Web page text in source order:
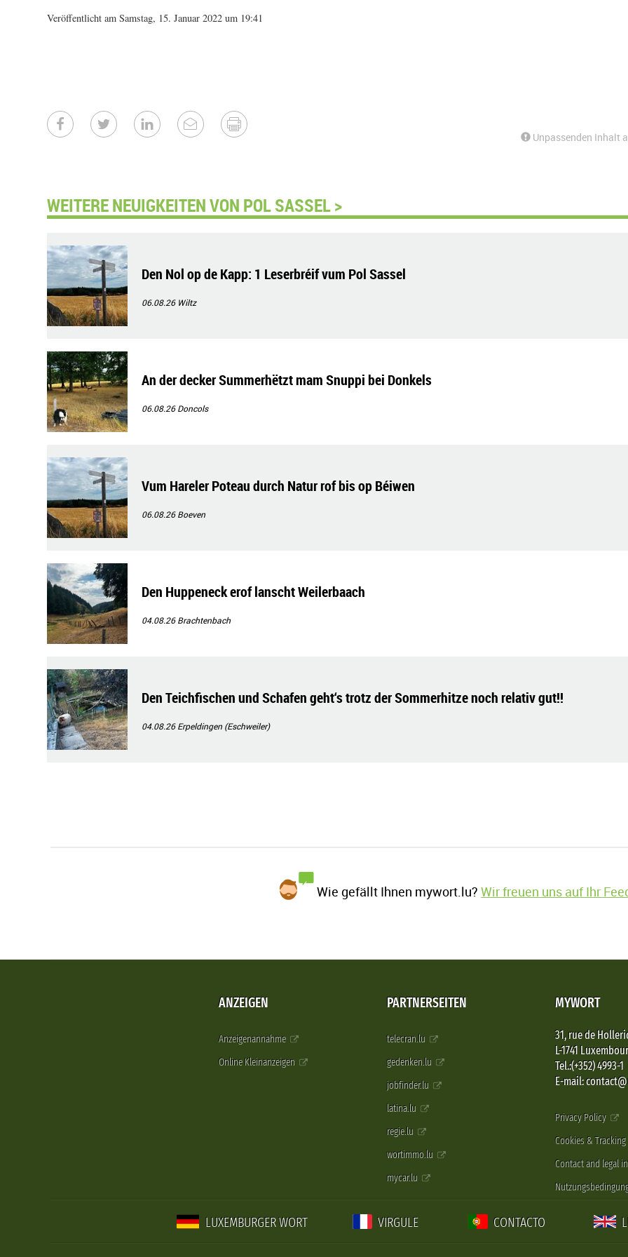
Veröffentlicht am Samstag, 15. Januar 2022 um 19:41
Unpassenden Inhalt
WEITERE NEUIGKEITEN VON POL SASSEL >
Den Nol op de Kapp: 1 Leserbréif vum Pol Sassel
06.08.26 Wiltz
An der decker Summerhëtzt mam Snuppi bei Donkels
06.08.26Doncols
Vum Hareler Poteau durch Natur rof bis op Béiwen
06.08.26Boeven
Den Huppeneck erof lanscht Weilerbaach
04.08.26Brachtenbach
Den Teichfischen und Schafen geht‘s trotz der Sommerhitze noch relativ gut!!
04.08.26Erpeldingen (Eschweiler)
Wie gefällt Ihnen mywort.lu?Wir freuen uns auf Ihr
ANZEIGEN
Anzeigenannahme
Online Kleinanzeigen
PARTNERSEITEN
telecran.lu
gedenken.lu
jobfinder.lu
latina.lu
regie.lu
wortimmo.lu
mycar.lu
MYWORT
31, rue de
L-1741
Tel.:(+352) 4993-1
E-mail:
Privacy Policy
Cookies & Tracking
Contact and legal
LUXEMBURGER WORT VIRGULE CONTACTO